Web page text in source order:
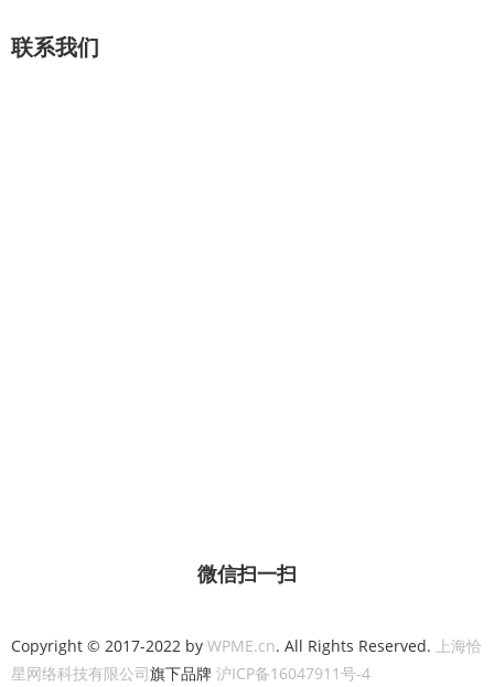
联系我们
微信扫一扫
Copyright © 2017-2022 by WPME.cn. All Rights Reserved. 上海恰
星网络科技有限公司旗下品牌 沪ICP备16047911号-4